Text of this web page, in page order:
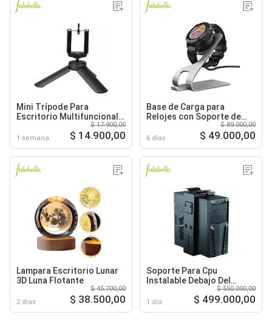
Mini Trípode Para
Escritorio Multifuncional
1 semana
$ 17.900,00
$ 14.900,00
Base de Carga para
Relojes con Soporte de
6 días
$ 89.000,00
$ 49.000,00
Lampara Escritorio Lunar
3D Luna Flotante
2 días
$ 45.700,00
$ 38.500,00
Soporte Para Cpu
Instalable Debajo Del
Escritorio O La Pared
1 día
$ 550.000,00
$ 499.000,00